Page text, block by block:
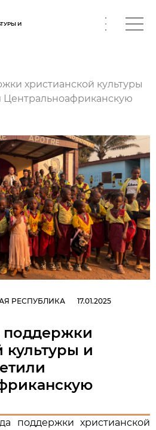
И
христианской культуры
Центральноафриканскую
РЕСПУБЛИКА 17.01.2025
культуры и
поддержки христианской